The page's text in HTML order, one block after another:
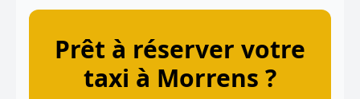
Prêt à réserver votre
taxi à Morrens ?